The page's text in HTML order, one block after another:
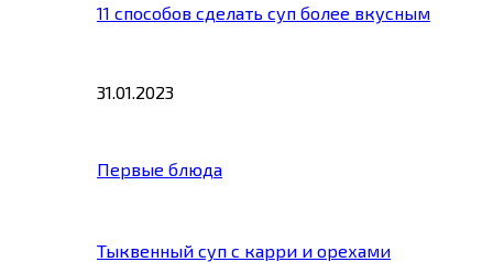
11 способов сделать суп более вкусным
31.01.2023
Первые блюда
Тыквенный суп с карри и орехами